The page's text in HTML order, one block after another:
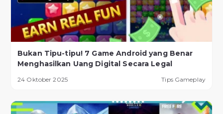
Bukan Tipu-tipu! 7 Game Android yang Benar
Menghasilkan Uang Digital Secara Legal
24 Oktober 2025 Tips Gameplay